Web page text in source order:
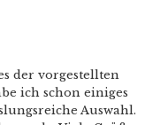
der vorgestellten
ich schon einiges
Auswahl.